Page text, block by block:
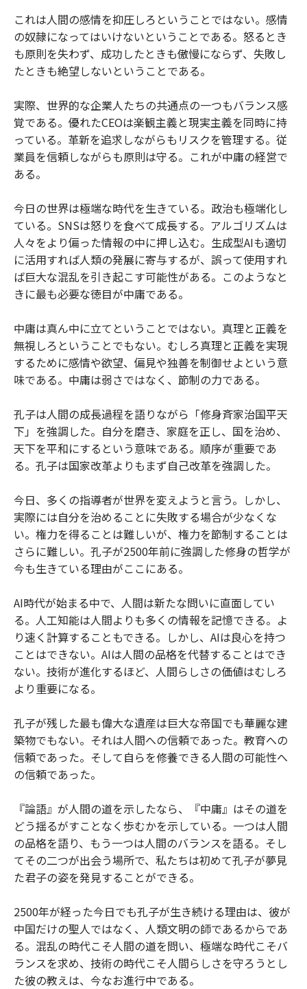
これは人間の感情を抑圧しろということではない。感情
の奴隷になってはいけないということである。怒るとき
も原則を失わず、成功したときも傲慢にならず、失敗し
たときも絶望しないということである。
実際、世界的な企業人たちの共通点の一つもバランス感
覚である。優れたCEOは楽観主義と現実主義を同時に持
っている。革新を追求しながらもリスクを管理する。従
業員を信頼しながらも原則は守る。これが中庸の経営で
ある。
今日の世界は極端な時代を生きている。政治も極端化し
ている。SNSは怒りを食べて成長する。アルゴリズムは
人々をより偏った情報の中に押し込む。生成型AIも適切
に活用すれば人類の発展に寄与するが、誤って使用すれ
ば巨大な混乱を引き起こす可能性がある。このようなと
きに最も必要な徳目が中庸である。
中庸は真ん中に立てということではない。真理と正義を
無視しろということでもない。むしろ真理と正義を実現
するために感情や欲望、偏見や独善を制御せよという意
味である。中庸は弱さではなく、節制の力である。
孔子は人間の成長過程を語りながら「修身斉家治国平天
下」を強調した。自分を磨き、家庭を正し、国を治め、
天下を平和にするという意味である。順序が重要であ
る。孔子は国家改革よりもまず自己改革を強調した。
今日、多くの指導者が世界を変えようと言う。しかし、
実際には自分を治めることに失敗する場合が少なくな
い。権力を得ることは難しいが、権力を節制することは
さらに難しい。孔子が2500年前に強調した修身の哲学が
今も生きている理由がここにある。
AI時代が始まる中で、人間は新たな問いに直面してい
る。人工知能は人間よりも多くの情報を記憶できる。よ
り速く計算することもできる。しかし、AIは良心を持つ
ことはできない。AIは人間の品格を代替することはでき
ない。技術が進化するほど、人間らしさの価値はむしろ
より重要になる。
孔子が残した最も偉大な遺産は巨大な帝国でも華麗な建
築物でもない。それは人間への信頼であった。教育への
信頼であった。そして自らを修養できる人間の可能性へ
の信頼であった。
『論語』が人間の道を示したなら、『中庸』はその道を
どう揺るがすことなく歩むかを示している。一つは人間
の品格を語り、もう一つは人間のバランスを語る。そし
てその二つが出会う場所で、私たちは初めて孔子が夢見
た君子の姿を発見することができる。
2500年が経った今日でも孔子が生き続ける理由は、彼が
中国だけの聖人ではなく、人類文明の師であるからであ
る。混乱の時代こそ人間の道を問い、極端な時代こそバ
ランスを求め、技術の時代こそ人間らしさを守ろうとし
た彼の教えは、今なお進行中である。